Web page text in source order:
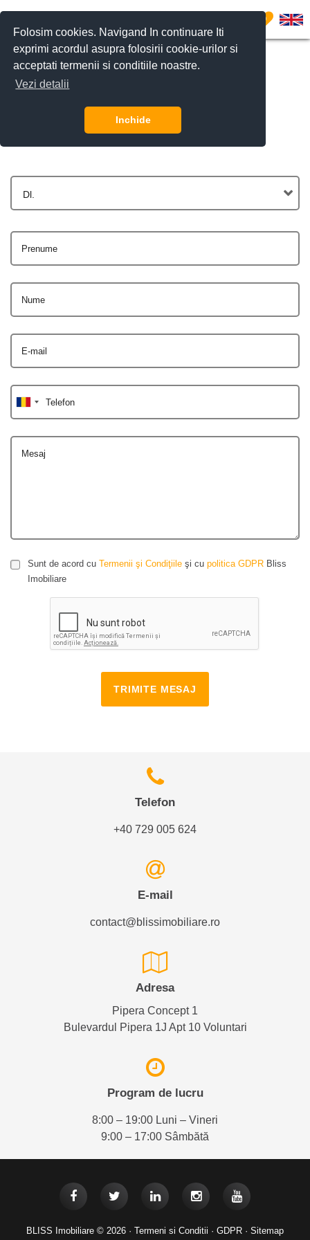
Folosim cookies. Navigand In continuare Iti
exprimi acordul asupra folosirii cookie-urilor si
acceptati termenii si conditiile noastre.
Vezi detalii
Inchide
0
Contactează-ne
Dl.
Prenume
Nume
E-mail
Telefon
Mesaj
Sunt de acord cu Termenii şi Condiţiile şi cu politica GDPR Bliss
Imobiliare
TRIMITE MESAJ
Telefon
+40 729 005 624
E-mail
contact@blissimobiliare.ro
Adresa
Pipera Concept 1
Bulevardul Pipera 1J Apt 10 Voluntari
Program de lucru
8:00 – 19:00 Luni – Vineri
9:00 – 17:00 Sâmbătă
BLISS Imobiliare © 2026 · Termeni si Conditii · GDPR · Sitemap